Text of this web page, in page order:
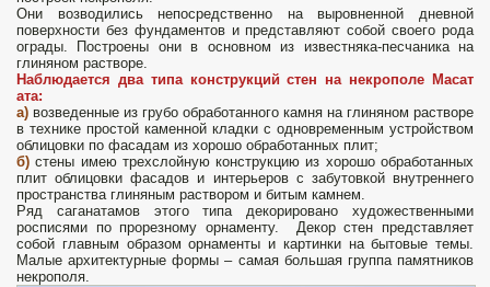
Они возводились непосредственно на выровненной дневной
поверхности без фундаментов и представляют собой своего рода
ограды. Построены они в основном из известняка-песчаника на
глиняном растворе.
Наблюдается два типа конструкций стен на некрополе Масат
ата:
а) возведенные из грубо обработанного камня на глиняном растворе
в технике простой каменной кладки с одновременным устройством
облицовки по фасадам из хорошо обработанных плит;
б) стены имею трехслойную конструкцию из хорошо обработанных
плит облицовки фасадов и интерьеров с забутовкой внутреннего
пространства глиняным раствором и битым камнем.
Ряд саганатамов этого типа декорировано художественными
росписями по прорезному орнаменту. Декор стен представляет
собой главным образом орнаменты и картинки на бытовые темы.
Малые архитектурные формы – самая большая группа памятников
некрополя.